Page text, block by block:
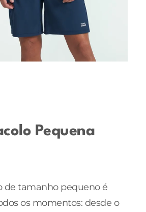
Pequena
de tamanho pequeno é
os momentos: desde o